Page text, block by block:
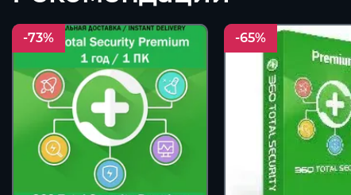
-73% -65%